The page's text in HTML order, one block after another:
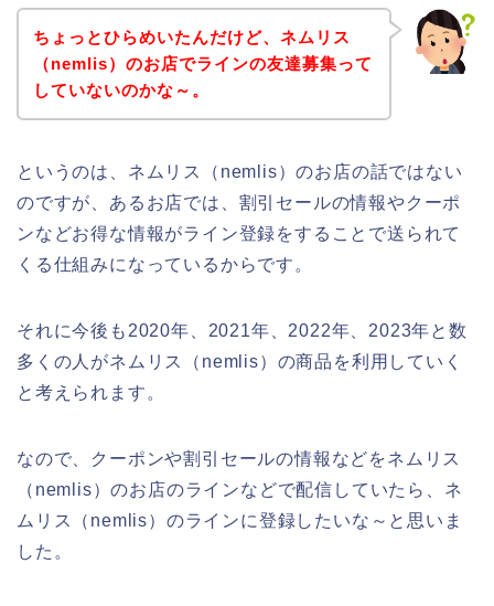
ちょっとひらめいたんだけど、ネムリス
（nemlis）のお店でラインの友達募集って
していないのかな～。
というのは、ネムリス（nemlis）のお店の話ではない
のですが、あるお店では、割引セールの情報やクーポ
ンなどお得な情報がライン登録をすることで送られて
くる仕組みになっているからです。
それに今後も2020年、2021年、2022年、2023年と数
多くの人がネムリス（nemlis）の商品を利用していく
と考えられます。
なので、クーポンや割引セールの情報などをネムリス
（nemlis）のお店のラインなどで配信していたら、ネ
ムリス（nemlis）のラインに登録したいな～と思いま
した。